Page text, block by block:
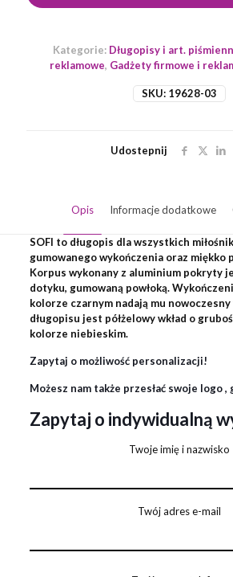
SKU: 19628-03
Kategorie: Długopisy i art.
reklamowe, Gadżety firmowe i
Udostepnij
Opis Informacje dodatkowe
SOFI to długopis dla wszystkich
gumowanego wykończenia oraz miękko
Korpus wykonany z aluminium pokryty
dotyku, gumowaną powłoką.
kolorze czarnym nadają mu
długopisu jest półżelowy wkład o
kolorze niebieskim.
Zapytaj o możliwość personalizacji!
Możesz nam także przesłać swoje logo ,
Zapytaj o indywidualną
Twoje imię i nazwisko
Twój adres e-mail